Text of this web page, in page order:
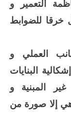
التعمير و
خرقا للضوابط
العملي و
البنايات
المبنية و
هي إلا صورة من